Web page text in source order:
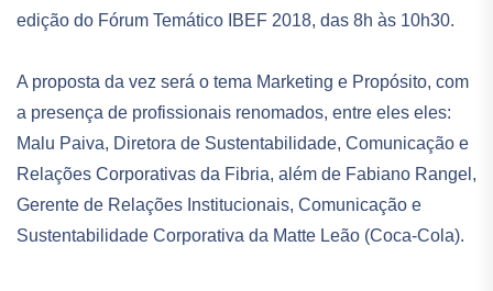
edição do Fórum Temático IBEF 2018, das 8h às 10h30.
A proposta da vez será o tema Marketing e Propósito, com
a presença de profissionais renomados, entre eles eles:
Malu Paiva, Diretora de Sustentabilidade, Comunicação e
Relações Corporativas da Fibria, além de Fabiano Rangel,
Gerente de Relações Institucionais, Comunicação e
Sustentabilidade Corporativa da Matte Leão (Coca-Cola).